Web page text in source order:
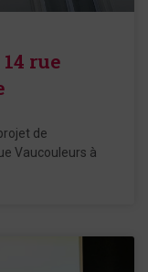
rue
de
Vaucouleurs à